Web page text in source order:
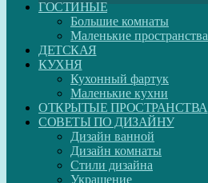
ГОСТИНЫЕ
Большие комнаты
Маленькие пространства
ДЕТСКАЯ
КУХНЯ
Кухонный фартук
Маленькие кухни
ОТКРЫТЫЕ ПРОСТРАНСТВА
СОВЕТЫ ПО ДИЗАЙНУ
Дизайн ванной
Дизайн комнаты
Стили дизайна
Украшение